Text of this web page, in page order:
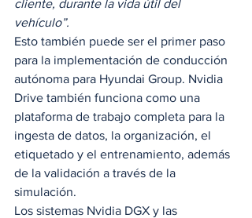
cliente, durante la vida útil del
vehículo”.
Esto también puede ser el primer paso
para la implementación de conducción
autónoma para Hyundai Group. Nvidia
Drive también funciona como una
plataforma de trabajo completa para la
ingesta de datos, la organización, el
etiquetado y el entrenamiento, además
de la validación a través de la
simulación.
Los sistemas Nvidia DGX y las